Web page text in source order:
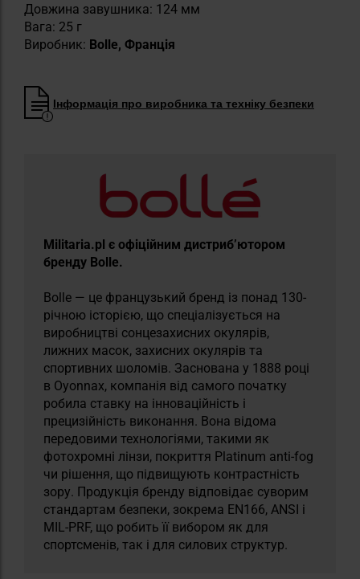
Довжина завушника: 124 мм
Вага: 25 г
Виробник: Bolle, Франція
Інформація про виробника та техніку безпеки
Militaria.pl є офіційним дистриб’ютором
бренду Bolle.
Bolle — це французький бренд із понад 130-
річною історією, що спеціалізується на
виробництві сонцезахисних окулярів,
лижних масок, захисних окулярів та
спортивних шоломів. Заснована у 1888 році
в Oyonnax, компанія від самого початку
робила ставку на інноваційність і
прецизійність виконання. Вона відома
передовими технологіями, такими як
фотохромні лінзи, покриття Platinum anti-fog
чи рішення, що підвищують контрастність
зору. Продукція бренду відповідає суворим
стандартам безпеки, зокрема EN166, ANSI і
MIL-PRF, що робить її вибором як для
спортсменів, так і для силових структур.